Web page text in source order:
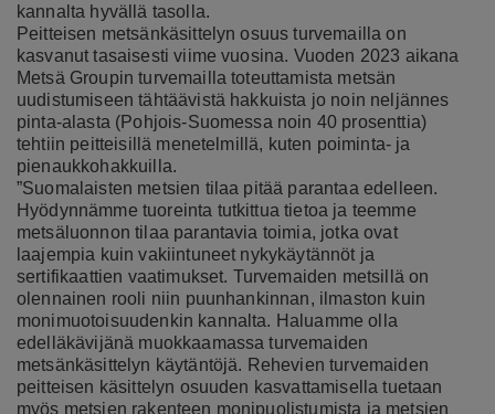
kannalta hyvällä tasolla.
Peitteisen metsänkäsittelyn osuus turvemailla on
kasvanut tasaisesti viime vuosina. Vuoden 2023 aikana
Metsä Groupin turvemailla toteuttamista metsän
uudistumiseen tähtäävistä hakkuista jo noin neljännes
pinta-alasta (Pohjois-Suomessa noin 40 prosenttia)
tehtiin peitteisillä menetelmillä, kuten poiminta- ja
pienaukkohakkuilla.
”Suomalaisten metsien tilaa pitää parantaa edelleen.
Hyödynnämme tuoreinta tutkittua tietoa ja teemme
metsäluonnon tilaa parantavia toimia, jotka ovat
laajempia kuin vakiintuneet nykykäytännöt ja
sertifikaattien vaatimukset. Turvemaiden metsillä on
olennainen rooli niin puunhankinnan, ilmaston kuin
monimuotoisuudenkin kannalta. Haluamme olla
edelläkävijänä muokkaamassa turvemaiden
metsänkäsittelyn käytäntöjä. Rehevien turvemaiden
peitteisen käsittelyn osuuden kasvattamisella tuetaan
myös metsien rakenteen monipuolistumista ja metsien